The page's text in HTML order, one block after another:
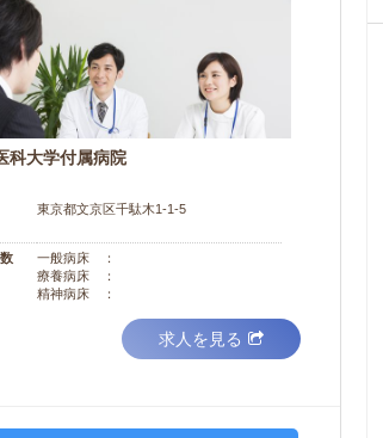
科大学付属病院
東京都文京区千駄木1-1-5
一般病床 ：
療養病床 ：
精神病床 ：
求人を見る